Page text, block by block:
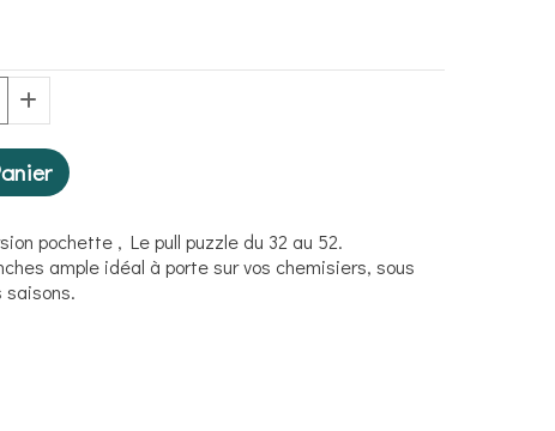
pochette , Le pull puzzle du 32 au 52.
ample idéal à porte sur vos chemisiers, sous
saisons.